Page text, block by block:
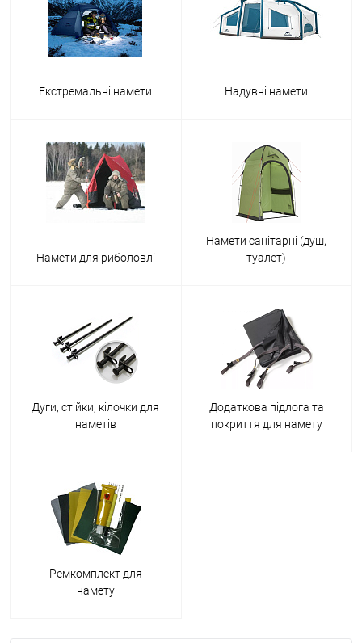
Екстремальні намети Надувні намети
Намети для риболовлі
Намети санітарні (душ,
туалет)
Дуги, стійки, кілочки для
наметів
Додаткова підлога та
покриття для намету
Ремкомплект для
намету